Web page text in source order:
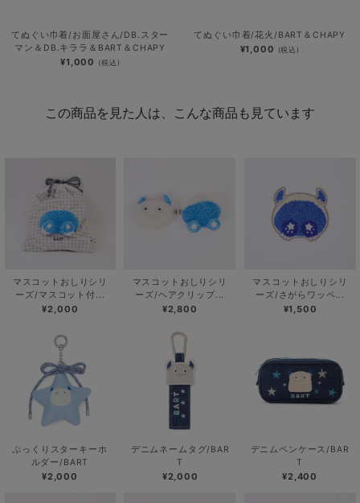
てぬぐい巾着/お面屋さん/DB.スター
マン＆DB.キララ＆BART＆CHAPY
¥1,000 (税込)
てぬぐい巾着/花火/BART＆CHAPY
¥1,000 (税込)
この商品を見た人は、こんな商品も見ています
マスコットおしりシリ
ーズ/マスコット付...
¥2,000
マスコットおしりシリ
ーズ/ヘアクリップ...
¥2,800
マスコットおしりシリ
ーズ/さがらワッペ...
¥1,500
ぷっくりスターキーホ
ルダー/BART
¥2,000
デニムネームタグ/BAR
T
¥2,000
デニムペンケース/BAR
T
¥2,400